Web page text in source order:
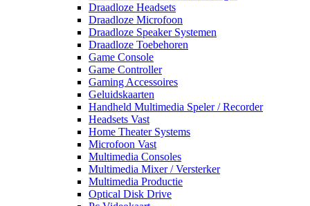
Draadloze Headsets
Draadloze Microfoon
Draadloze Speaker Systemen
Draadloze Toebehoren
Game Console
Game Controller
Gaming Accessoires
Geluidskaarten
Handheld Multimedia Speler / Recorder
Headsets Vast
Home Theater Systems
Microfoon Vast
Multimedia Consoles
Multimedia Mixer / Versterker
Multimedia Productie
Optical Disk Drive